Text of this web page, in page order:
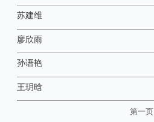
苏建维
廖欣雨
孙语艳
王玥晗
第一页